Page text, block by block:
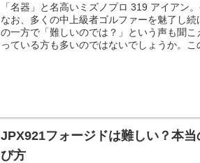
「名器」と名高いミズノプロ 319 アイアン
なお、多くの中上級者ゴルファーを魅了し
の一方で「難しいのでは？」という声も聞
っている方も多いのではないでしょうか。こ
JPX921フォージドは難しい？本
び方